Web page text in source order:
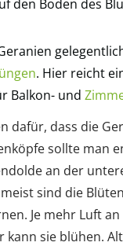
den Boden des
. Hier reicht
Balkon- und
dafür, dass die
sollte man
an der
sind die
Je mehr Luft an
kann sie blühen.